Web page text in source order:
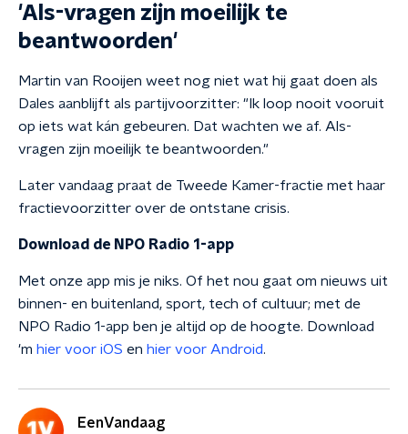
'Als-vragen zijn moeilijk te
beantwoorden'
Martin van Rooijen weet nog niet wat hij gaat doen als
Dales aanblijft als partijvoorzitter: "Ik loop nooit vooruit
op iets wat kán gebeuren. Dat wachten we af. Als-
vragen zijn moeilijk te beantwoorden."
Later vandaag praat de Tweede Kamer-fractie met haar
fractievoorzitter over de ontstane crisis.
Download de NPO Radio 1-app
Met onze app mis je niks. Of het nou gaat om nieuws uit
binnen- en buitenland, sport, tech of cultuur; met de
NPO Radio 1-app ben je altijd op de hoogte. Download
'm hier voor iOS en hier voor Android.
EenVandaag